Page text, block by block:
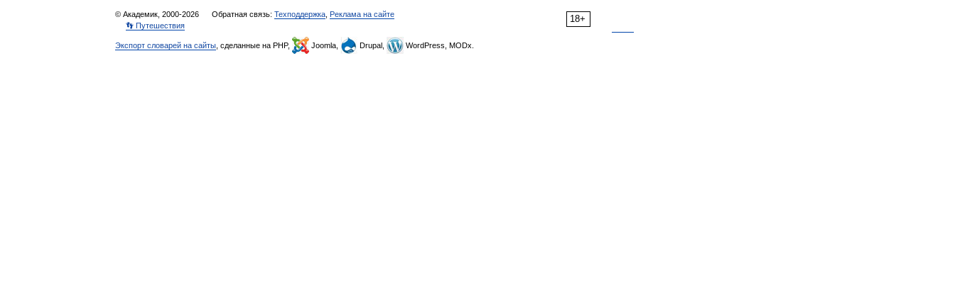
18+
© Академик, 2000-2026 Обратная связь: Техподдержка Реклама на сайте
👣 Путешествия
Экспорт словарей на сайты , сделанные на PHP, Joomla, Drupal, WordPress, MODx.